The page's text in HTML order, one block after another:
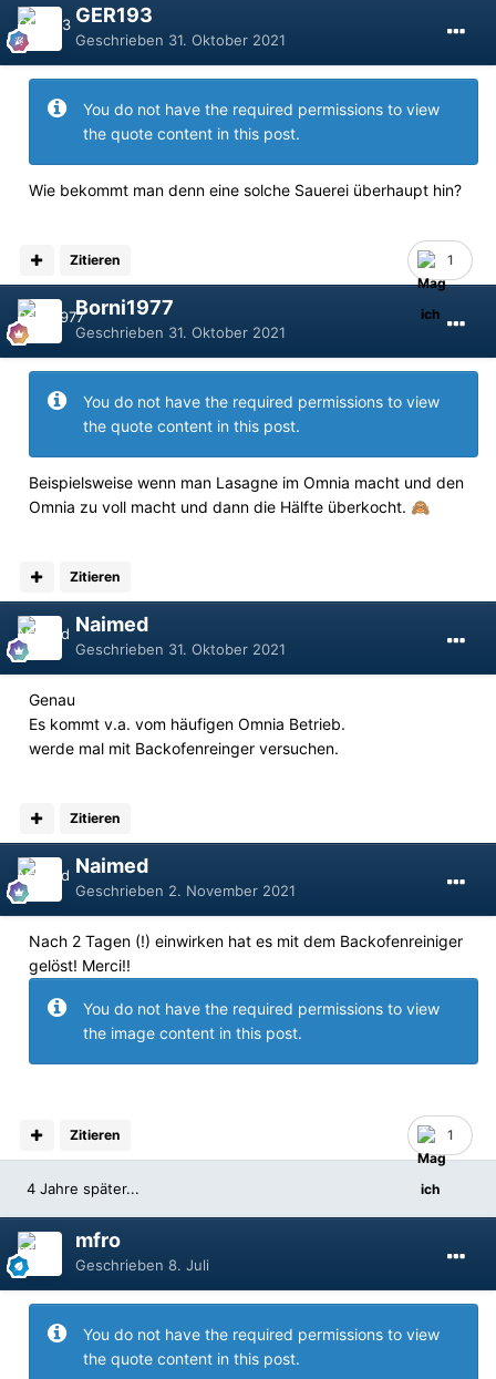
GER193
Geschrieben 31. Oktober 2021
You do not have the required permissions to view
the quote content in this post.
Wie bekommt man denn eine solche Sauerei überhaupt hin?
1
Zitieren
Borni1977
Geschrieben 31. Oktober 2021
You do not have the required permissions to view
the quote content in this post.
Beispielsweise wenn man Lasagne im Omnia macht und den
Omnia zu voll macht und dann die Hälfte überkocht. 🙈
Zitieren
Naimed
Geschrieben 31. Oktober 2021
Genau
Es kommt v.a. vom häufigen Omnia Betrieb.
werde mal mit Backofenreinger versuchen.
Zitieren
Naimed
Geschrieben 2. November 2021
Nach 2 Tagen (!) einwirken hat es mit dem Backofenreiniger
gelöst! Merci!!
You do not have the required permissions to view
the image content in this post.
1
Zitieren
4 Jahre später...
mfro
Geschrieben 8. Juli
You do not have the required permissions to view
the quote content in this post.